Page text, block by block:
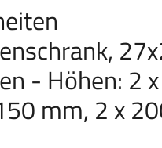
- Höhen: 2
mm, 2 x